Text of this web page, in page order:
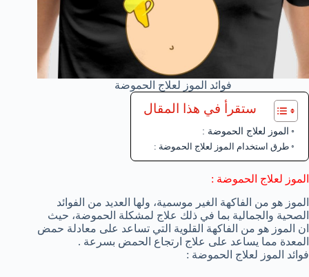
فوائد الموز لعلاج الحموضة
ستقرأ في هذا المقال
الموز لعلاج الحموضة :
طرق استخدام الموز لعلاج الحموضة :
الموز لعلاج الحموضة :
الموز هو من الفاكهة الغير موسمية، ولها العديد من الفوائد
الصحية والجمالية بما في ذلك علاج لمشكلة الحموضة، حيث
ان الموز هو من الفاكهة القلوية التي تساعد على معادلة حمض
المعدة مما يساعد على علاج ارتجاع الحمض بسرعة .
فوائد الموز لعلاج الحموضة :